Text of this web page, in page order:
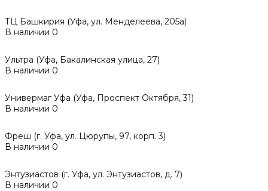
ТЦ Башкирия (Уфа, ул. Менделеева, 205а)
В наличии 0
Ультра (Уфа, Бакалинская улица, 27)
В наличии 0
Универмаг Уфа (Уфа, Проспект Октября, 31)
В наличии 0
Фреш (г‌. Уфа, ул. Цюрупы, 97, корп. 3)
В наличии 0
Энтузиастов (г. Уфа, ул. Энтузиастов, д. 7)
В наличии 0